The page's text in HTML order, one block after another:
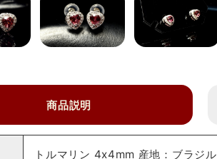
商品説明
トルマリン 4x4mm 産地：ブラジル